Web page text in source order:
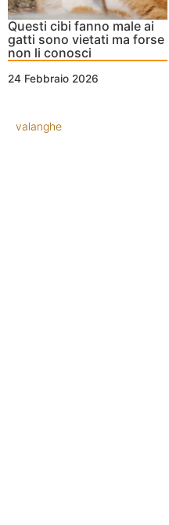
Questi cibi fanno male ai
gatti sono vietati ma forse
non li conosci
24 Febbraio 2026
valanghe